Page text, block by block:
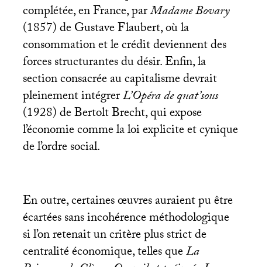
complétée, en France, parMadame Bovary
(1857) de Gustave Flaubert, où la
consommation et le crédit deviennent des
forces structurantes du désir. Enfin, la
section consacrée au capitalisme devrait
pleinement intégrerL’Opéra de quat’sous
(1928) de Bertolt Brecht, qui expose
l’économie comme la loi explicite et cynique
de l’ordre social.
En outre, certaines œuvres auraient pu être
écartées sans incohérence méthodologique
si l’on retenait un critère plus strict de
centralité économique, telles queLa